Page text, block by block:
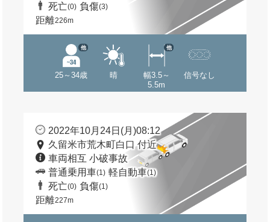
死亡(0) 負傷(3)
距離226m
25～34歳
他
晴
幅3.5～
5.5m
他
信号なし
2022年10月24日(月)08:12
久留米市荒木町白口 付近
車両相互 小破事故
普通乗用車(1) 軽自動車(1)
死亡(0) 負傷(1)
距離227m